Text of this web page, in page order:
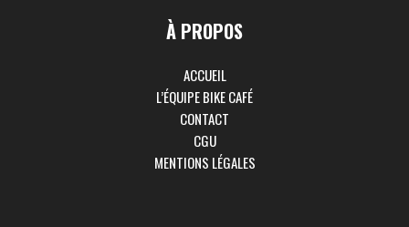
À PROPOS
ACCUEIL
L’ÉQUIPE BIKE CAFÉ
CONTACT
CGU
MENTIONS LÉGALES